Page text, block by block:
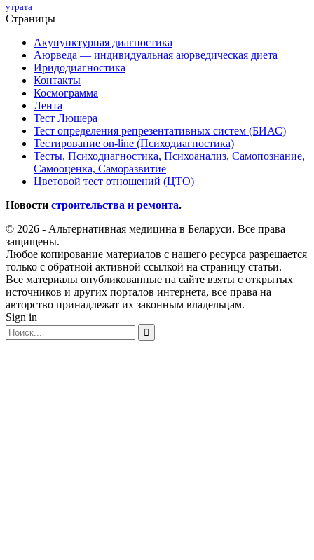
утрата
Страницы
Акупунктурная диагностика
Аюрведа — индивидуальная аюрведическая диета
Иридодиагностика
Контакты
Космограмма
Лента
Тест Люшера
Тест определения репрезентативных систем (БИАС)
Тестирование on-line (Психодиагностика)
Тесты, Психодиагностика, Психоанализ, Самопознание,
Самооценка, Саморазвитие
Цветовой тест отношений (ЦТО)
Новости строительства и ремонта.
© 2026 - Альтернативная медицина в Беларуси. Все права
защищены.
Любое копирование материалов с нашего ресурса разрешается
только с обратной активной ссылкой на страницу статьи.
Все материалы опубликованные на сайте взяты с открытых
источников и других порталов интернета, все права на
авторство принадлежат их законным владельцам.
Sign in